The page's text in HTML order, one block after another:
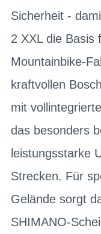
Sicherheit -
2 XXL die Basis
Mountainbike-
kraftvollen
mit
das besonders
leistungsstarke
Strecken. Für
Gelände sorgt
SHIMANO-